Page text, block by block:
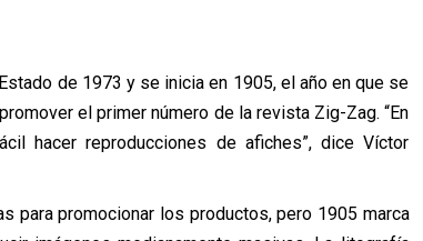
de 1973 y se inicia en 1905, el año en que se
el primer número de la revista Zig-Zag. “En
hacer reproducciones de afiches”, dice Víctor
para promocionar los productos, pero 1905 marca